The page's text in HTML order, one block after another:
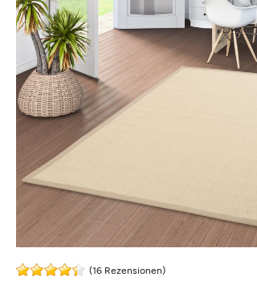
(16 Rezensionen)